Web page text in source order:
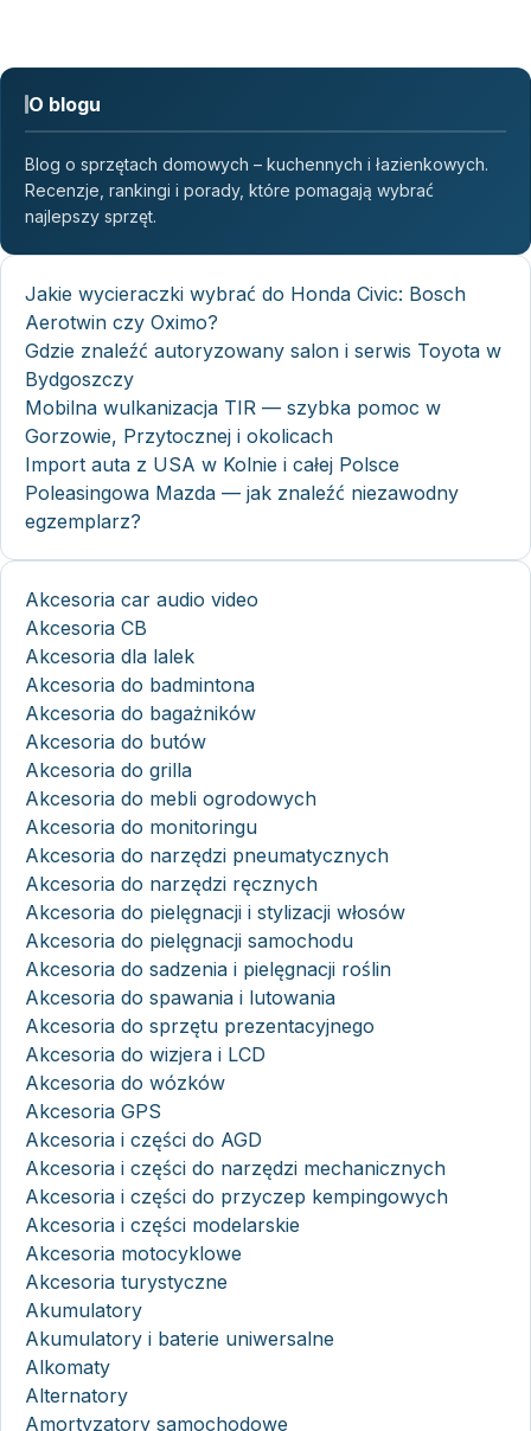
O blogu
Blog o sprzętach domowych – kuchennych i łazienkowych.
Recenzje, rankingi i porady, które pomagają wybrać
najlepszy sprzęt.
Jakie wycieraczki wybrać do Honda Civic: Bosch
Aerotwin czy Oximo?
Gdzie znaleźć autoryzowany salon i serwis Toyota w
Bydgoszczy
Mobilna wulkanizacja TIR — szybka pomoc w
Gorzowie, Przytocznej i okolicach
Import auta z USA w Kolnie i całej Polsce
Poleasingowa Mazda — jak znaleźć niezawodny
egzemplarz?
Akcesoria car audio video
Akcesoria CB
Akcesoria dla lalek
Akcesoria do badmintona
Akcesoria do bagażników
Akcesoria do butów
Akcesoria do grilla
Akcesoria do mebli ogrodowych
Akcesoria do monitoringu
Akcesoria do narzędzi pneumatycznych
Akcesoria do narzędzi ręcznych
Akcesoria do pielęgnacji i stylizacji włosów
Akcesoria do pielęgnacji samochodu
Akcesoria do sadzenia i pielęgnacji roślin
Akcesoria do spawania i lutowania
Akcesoria do sprzętu prezentacyjnego
Akcesoria do wizjera i LCD
Akcesoria do wózków
Akcesoria GPS
Akcesoria i części do AGD
Akcesoria i części do narzędzi mechanicznych
Akcesoria i części do przyczep kempingowych
Akcesoria i części modelarskie
Akcesoria motocyklowe
Akcesoria turystyczne
Akumulatory
Akumulatory i baterie uniwersalne
Alkomaty
Alternatory
Amortyzatory samochodowe